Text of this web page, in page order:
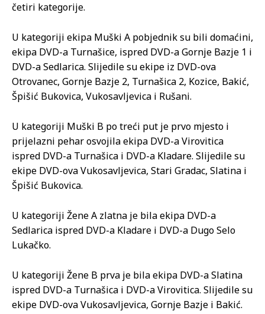
četiri kategorije.
U kategoriji ekipa Muški A pobjednik su bili domaćini,
ekipa DVD-a Turnašice, ispred DVD-a Gornje Bazje 1 i
DVD-a Sedlarica. Slijedile su ekipe iz DVD-ova
Otrovanec, Gornje Bazje 2, Turnašica 2, Kozice, Bakić,
Špišić Bukovica, Vukosavljevica i Rušani.
U kategoriji Muški B po treći put je prvo mjesto i
prijelazni pehar osvojila ekipa DVD-a Virovitica
ispred DVD-a Turnašica i DVD-a Kladare. Slijedile su
ekipe DVD-ova Vukosavljevica, Stari Gradac, Slatina i
Špišić Bukovica.
U kategoriji Žene A zlatna je bila ekipa DVD-a
Sedlarica ispred DVD-a Kladare i DVD-a Dugo Selo
Lukačko.
U kategoriji Žene B prva je bila ekipa DVD-a Slatina
ispred DVD-a Turnašica i DVD-a Virovitica. Slijedile su
ekipe DVD-ova Vukosavljevica, Gornje Bazje i Bakić.